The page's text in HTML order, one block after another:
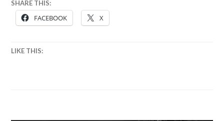
SHARE THIS:
FACEBOOK X
LIKE THIS: